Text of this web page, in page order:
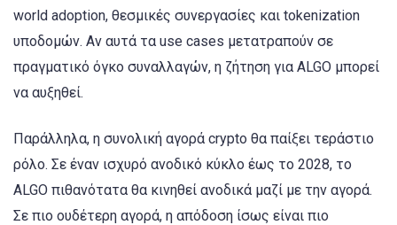
world adoption, θεσμικές συνεργασίες και tokenization
υποδομών. Αν αυτά τα use cases μετατραπούν σε
πραγματικό όγκο συναλλαγών, η ζήτηση για ALGO μπορεί
να αυξηθεί.
Παράλληλα, η συνολική αγορά crypto θα παίξει τεράστιο
ρόλο. Σε έναν ισχυρό ανοδικό κύκλο έως το 2028, το
ALGO πιθανότατα θα κινηθεί ανοδικά μαζί με την αγορά.
Σε πιο ουδέτερη αγορά, η απόδοση ίσως είναι πιο